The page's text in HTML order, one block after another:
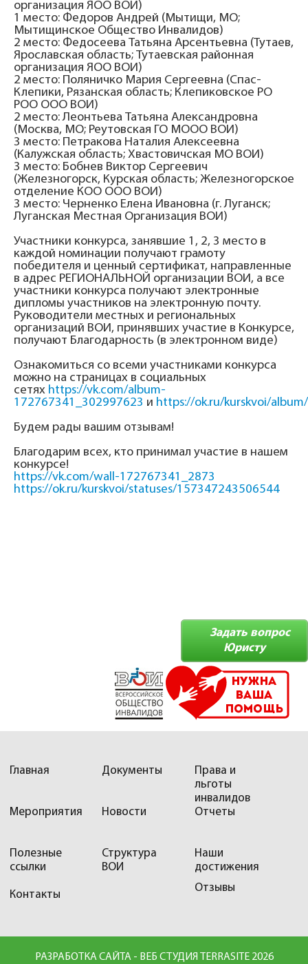
организация ЯОО ВОИ)
1 место: Федоров Андрей (Мытищи, МО;
Мытищинское Общество Инвалидов)
2 место: Федосеева Татьяна Арсентьевна (Тутаев,
Ярославская область; Тутаевская районная
организация ЯОО ВОИ)
2 место: Поляничко Мария Сергеевна (Спас-
Клепики, Рязанская область; Клепиковское РО
РОО ООО ВОИ)
2 место: Леонтьева Татьяна Александровна
(Москва, МО; Реутовская ГО МООО ВОИ)
3 место: Петракова Наталия Алексеевна
(Калужская область; Хвастовичская МО ВОИ)
3 место: Бобнев Виктор Сергеевич
(Железногорск, Курская область; Железногорское
отделение КОО ООО ВОИ)
3 место: Черненко Елена Ивановна (г. Луганск;
Луганская Местная Организация ВОИ)
Участники конкурса, занявшие 1, 2, 3 место в
каждой номинации получают грамоту
победителя и ценный сертификат, направленные
в адрес РЕГИОНАЛЬНОЙ организации ВОИ, а все
участники конкурса получают электронные
дипломы участников на электронную почту.
Руководители местных и региональных
организаций ВОИ, принявших участие в Конкурсе,
получают Благодарность (в электронном виде)
Ознакомиться со всеми участниками конкурса
можно на страницах в социальных
сетях https://vk.com/album-
172767341_302997623 и https://ok.ru/kurskvoi/
Будем рады вашим отзывам!
Благодарим всех, кто принимал участие в нашем
конкурсе!
https://vk.com/wall-172767341_2873
https://ok.ru/kurskvoi/statuses/157347243506544
Задать вопрос
Юристу
Главная Документы
Права и
льготы
инвалидов
Мероприятия
Новости Отчеты
Полезные
ссылки
Структура
ВОИ
Наши
достижения
Отзывы
Контакты
РАЗРАБОТКА САЙТА - ВЕБ СТУДИЯ TERRASITE 2026